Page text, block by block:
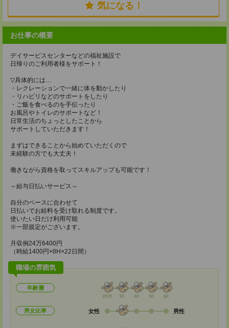
気になる！
お仕事の概要
デイサービスセンターなどの福祉施設で
日帰りのご利用者様をサポート！
▽具体的には…
・レクレーションで一緒に体を動かしたり
・リハビリなどのサポートをしたり
・ご飯を食べるのを手伝ったり
お風呂やトイレのサポートなど！
日常生活のちょっとしたことから
サポートしていただきます！
まずはできることから始めていただくので
未経験の方でも大丈夫！
働きながら資格を取ってスキルアップも可能です！
～給与日払いサービス～
自分のペースに合わせて
日払いでお給料を受け取れる制度です。
使いたい日だけ利用可能
※一部規定がございます。
月収例24万6400円
（時給1400円×8H×22日間）
職場の雰囲気
年齢層
20代 30 40 50 60
男女比率 女性 男性